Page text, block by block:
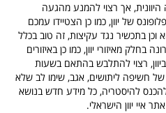
אך רצוי להמנע מהגעה
של יוון, כמו כן הצטיידו עמכם
בתכשיר נגד עקיצות, זה טוב בכלל
מאיזורי יוון, כמו כן באיזורים
רצוי להתלבש בהתאם בשעות
חשיפה ליתושים, אגב, שימו לב שלא
להיסטריה, כל מידע חדש בנושא
איי יוון הישראלי.